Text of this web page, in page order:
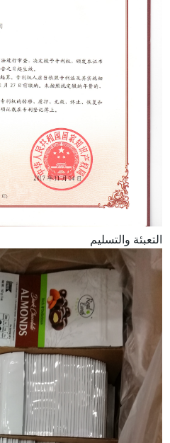
التعبئة والتسليم